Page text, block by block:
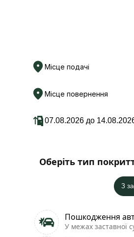
Місце подачі
Місце повернення
Оберіть тип
З
Пошкодження
У межах заставної